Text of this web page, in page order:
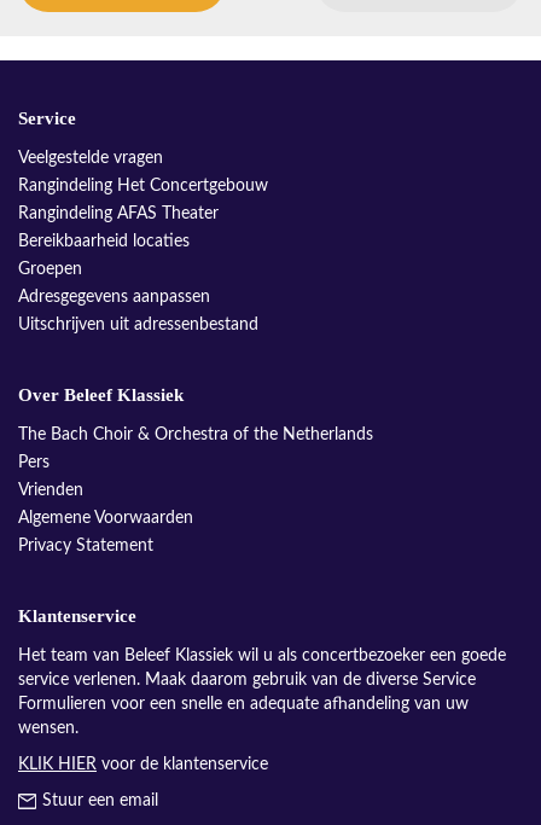
Service
Veelgestelde vragen
Rangindeling Het Concertgebouw
Rangindeling AFAS Theater
Bereikbaarheid locaties
Groepen
Adresgegevens aanpassen
Uitschrijven uit adressenbestand
Over Beleef Klassiek
The Bach Choir & Orchestra of the Netherlands
Pers
Vrienden
Algemene Voorwaarden
Privacy Statement
Klantenservice
Het team van Beleef Klassiek wil u als concertbezoeker een goede
service verlenen. Maak daarom gebruik van de diverse Service
Formulieren voor een snelle en adequate afhandeling van uw
wensen.
KLIK HIER voor de klantenservice
Stuur een email